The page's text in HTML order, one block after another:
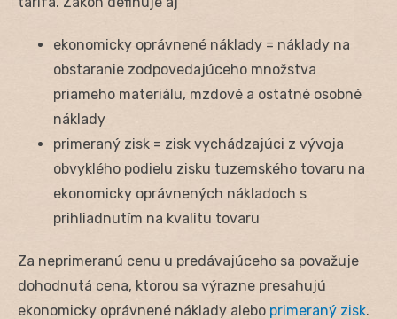
ekonomicky oprávnené náklady = náklady na
obstaranie zodpovedajúceho množstva
priameho materiálu, mzdové a ostatné osobné
náklady
primeraný zisk = zisk vychádzajúci z vývoja
obvyklého podielu zisku tuzemského tovaru na
ekonomicky oprávnených nákladoch s
prihliadnutím na kvalitu tovaru
Za neprimeranú cenu u predávajúceho sa považuje
dohodnutá cena, ktorou sa výrazne presahujú
ekonomicky oprávnené náklady alebo primeraný zisk.